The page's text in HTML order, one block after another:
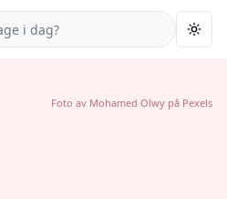
Foto av Mohamed Olwy på Pexels